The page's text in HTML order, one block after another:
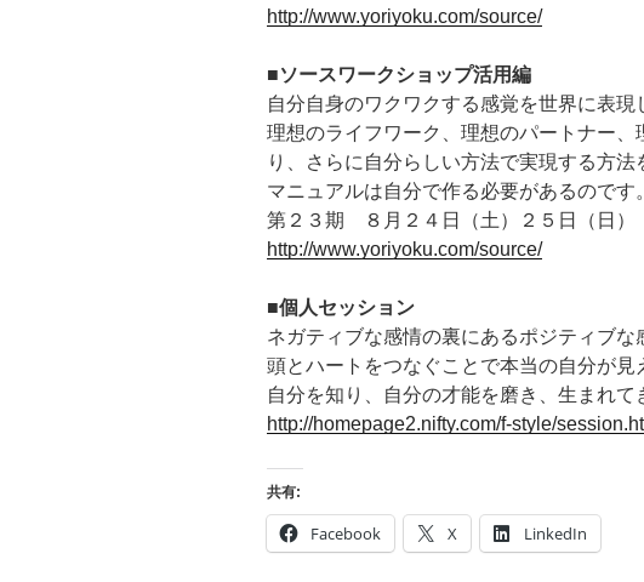
http://www.yoriyoku.com/source/
■ソースワークショップ活用編
自分自身のワクワクする感覚を世界に表現
理想のライフワーク、理想のパートナー、
り、さらに自分らしい方法で実現する方
マニュアルは自分で作る必要があるのです。
第２３期 ８月２４日（土）２５日（日）
http://www.yoriyoku.com/source/
■個人セッション
ネガティブな感情の裏にあるポジティブな
頭とハートをつなぐことで本当の自分が見
自分を知り、自分の才能を磨き、生まれて
http://homepage2.nifty.com/f-style/
共有:
Facebook X LinkedIn